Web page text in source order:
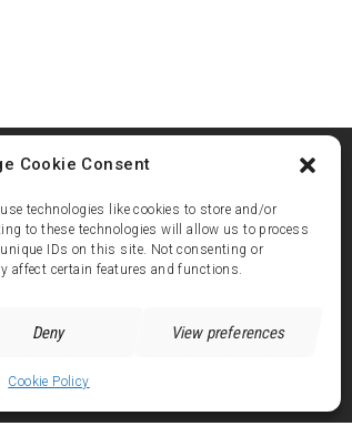
Cookie Consent
technologies like cookies to store and/or
to these technologies will allow us to process
IDs on this site. Not consenting or
affect certain features and functions.
Deny View preferences
Cookie Policy
ALPE d'HUEZ